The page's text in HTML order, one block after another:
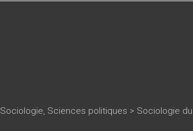
Sociologie, Sciences politiques > Sociologie du